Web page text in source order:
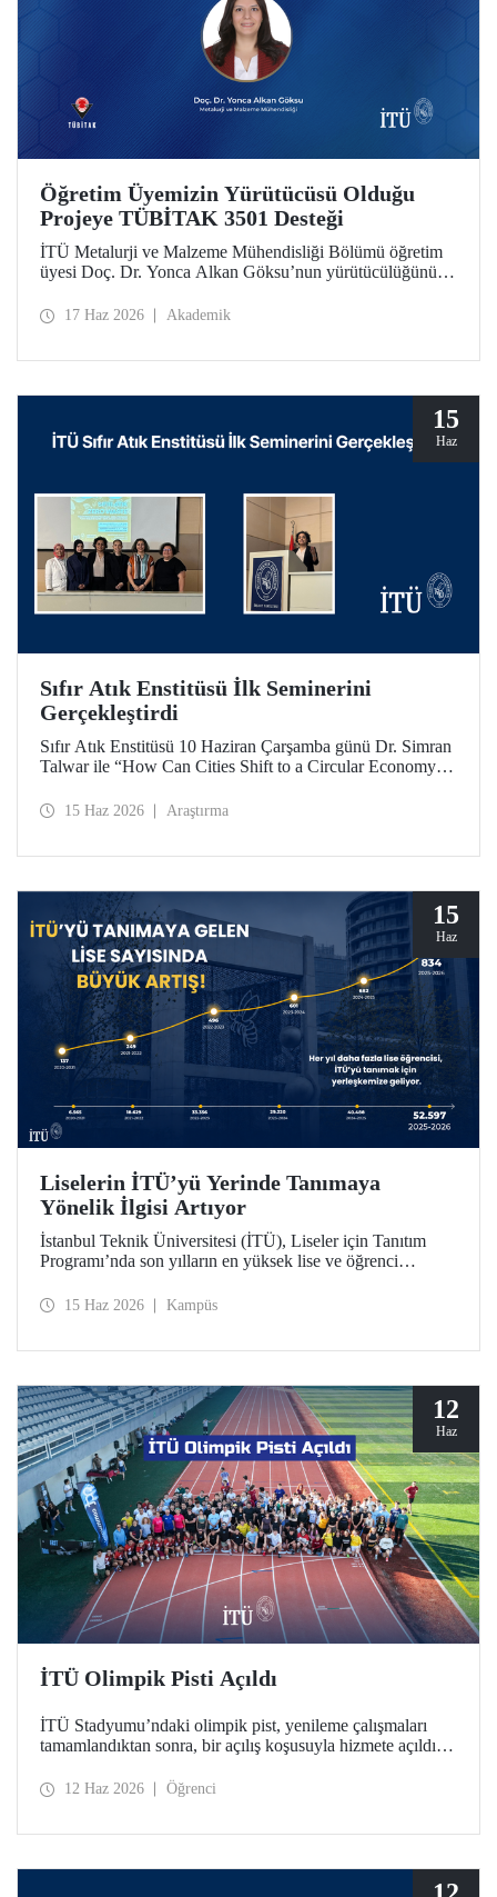
Öğretim Üyemizin Yürütücüsü Olduğu
Projeye TÜBİTAK 3501 Desteği
İTÜ Metalurji ve Malzeme Mühendisliği Bölümü öğretim
üyesi Doç. Dr. Yonca Alkan Göksu’nun yürütücülüğünü
Geri Dönüşümü ve Geri Dönüştürülmüş PET İçeriğinin
desteklenmeye hak kazandı.
17 Haz 2026 Akademik
15
Haz
Sıfır Atık Enstitüsü İlk Seminerini
Gerçekleştirdi
Sıfır Atık Enstitüsü 10 Haziran Çarşamba günü Dr. Simran
Talwar ile “How Can Cities Shift to a Circular Economy? -
başlıklı seminerini verdi.
15 Haz 2026 Araştırma
15
Haz
Liselerin İTÜ’yü Yerinde Tanımaya
Yönelik İlgisi Artıyor
İstanbul Teknik Üniversitesi (İTÜ), Liseler için Tanıtım
Programı’nda son yılların en yüksek lise ve öğrenci
liseden 52.597 öğrenci İTÜ’yü yakından tanıdı.
15 Haz 2026 Kampüs
12
Haz
İTÜ Olimpik Pisti Açıldı
İTÜ Stadyumu’ndaki olimpik pist, yenileme çalışmaları
tamamlandıktan sonra, bir açılış koşusuyla hizmete açıldı.
Class 2 sertifikalı atletizm tesisinin açılışında İTÜ ailesi bir
12 Haz 2026 Öğrenci